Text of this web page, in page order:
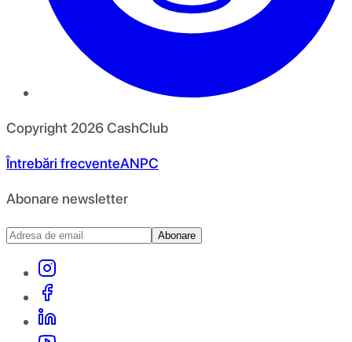
Copyright 2026CashClub
Întrebări frecventeANPC
Abonare newsletter
Abonare